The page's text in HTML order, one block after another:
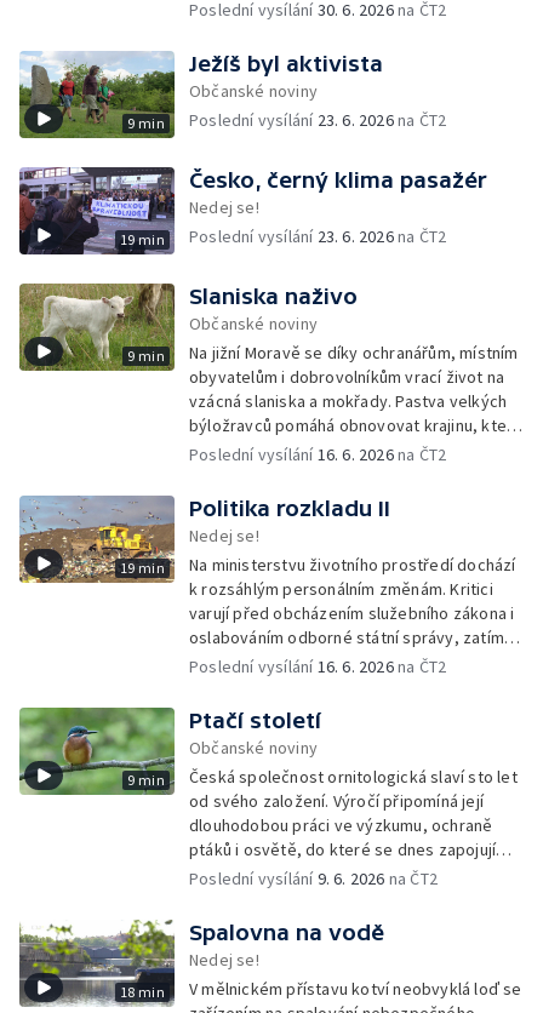
česká vláda připravuje změny, které by část
Poslední vysílání30. 6. 2026na ČT2
9 min
Ježíš byl aktivista
Občanské noviny
Poslední vysílání 23. 6. 2026na ČT2
19 min
Česko, černý klima pasažér
Nedej se!
Poslední vysílání 23. 6. 2026na ČT2
9 min
Slaniska naživo
Občanské noviny
Na jižní Moravě se díky ochranářům, místním
obyvatelům i dobrovolníkům vrací život na
vzácná slaniska a mokřady. Pastva velkých
býložravců pomáhá obnovovat krajinu, která
po desetiletí zarůstala, a zároveň znovu
Poslední vysílání16. 6. 2026na ČT2
19 min
Politika rozkladu II
Nedej se!
Na ministerstvu životního prostředí dochází
k rozsáhlým personálním změnám. Kritici
varují před obcházením služebního zákona i
oslabováním odborné státní správy, zatímco
úředníkům přibývá práce na projektech,
ochranou přírody.
Poslední vysílání16. 6. 2026na ČT2
9 min
Ptačí století
Občanské noviny
Česká společnost ornitologická slaví sto let
od svého založení. Výročí připomíná její
dlouhodobou práci ve výzkumu, ochraně
ptáků i osvětě, do které se dnes zapojují
tisíce členů a dobrovolníků po celé
Poslední vysílání9. 6. 2026 na ČT2
18 min
Spalovna na vodě
Nedej se!
V mělnickém přístavu kotví neobvyklá loď se